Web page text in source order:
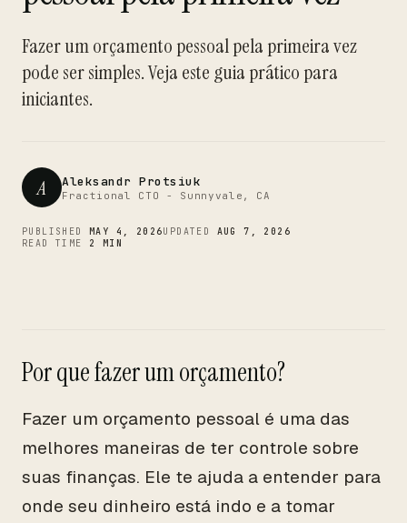
Fazer um orçamento pessoal pela primeira vez
pode ser simples. Veja este guia prático para
iniciantes.
A Aleksandr Protsiuk
Fractional CTO - Sunnyvale, CA
PUBLISHED MAY 4, 2026UPDATED AUG 7, 2026
READ TIME 2 MIN
Por que fazer um orçamento?
Fazer um orçamento pessoal é uma das
melhores maneiras de ter controle sobre
suas finanças. Ele te ajuda a entender para
onde seu dinheiro está indo e a tomar